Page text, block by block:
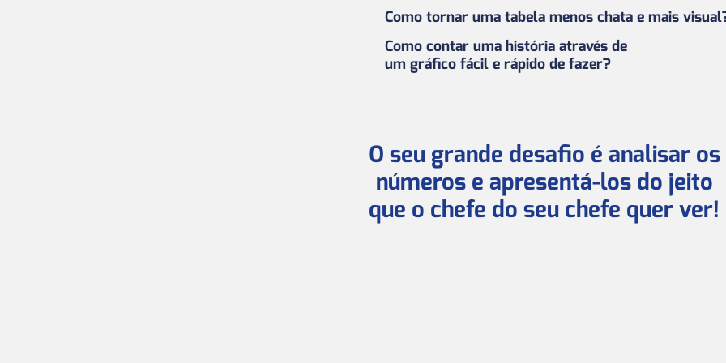
Como tornar uma tabela menos chata e mais
Como contar uma história através de
um gráfico fácil e rápido de fazer?
O seu grande desafio é analisar os
números e apresentá-los do jeito
que o chefe do seu chefe quer ver!